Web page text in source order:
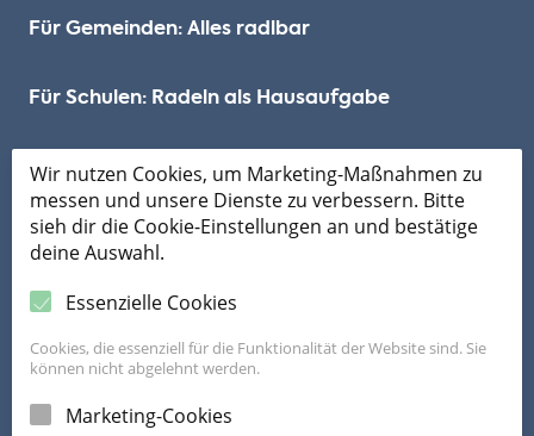
Für Gemeinden: Alles radlbar
Für Schulen: Radeln als Hausaufgabe
Netzwerk
Radvernetzungstreffen
Online-Jour-fixe
Newsletter
Radmodellregion
Wir nutzen Cookies, um Marketing-Maßnahmen zu
messen und unsere Dienste zu verbessern. Bitte
sieh dir die Cookie-Einstellungen an und bestätige
deine Auswahl.
Essenzielle Cookies
Cookies, die essenziell für die Funktionalität der Website sind. Sie
können nicht abgelehnt werden.
Marketing-Cookies